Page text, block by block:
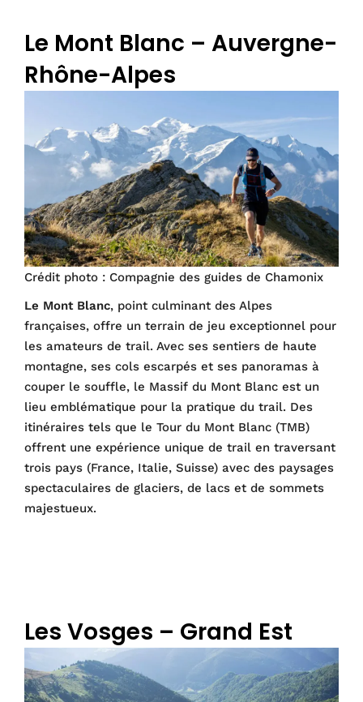
Le Mont Blanc – Auvergne-
Rhône-Alpes
Crédit photo : Compagnie des guides de Chamonix
Le Mont Blanc, point culminant des Alpes
françaises, offre un terrain de jeu exceptionnel pour
les amateurs de trail. Avec ses sentiers de haute
montagne, ses cols escarpés et ses panoramas à
couper le souffle, le Massif du Mont Blanc est un
lieu emblématique pour la pratique du trail. Des
itinéraires tels que le Tour du Mont Blanc (TMB)
offrent une expérience unique de trail en traversant
trois pays (France, Italie, Suisse) avec des paysages
spectaculaires de glaciers, de lacs et de sommets
majestueux.
Les Vosges – Grand Est